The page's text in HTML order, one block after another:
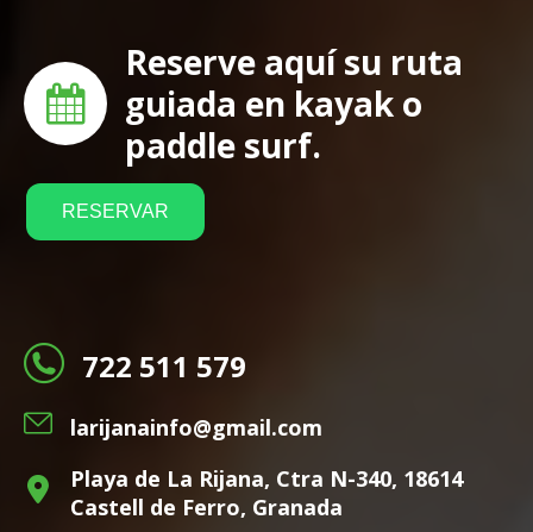
Reserve aquí su ruta
guiada en kayak o
paddle surf.
RESERVAR
722 511 579
larijanainfo@gmail.com
Playa de La Rijana, Ctra N-340, 18614
Castell de Ferro, Granada